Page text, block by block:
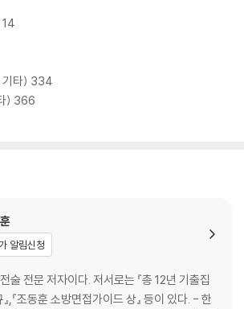
14
기타) 334
) 366
알림신청
술 전문 저자이다. 저서로는 『총 12년 기출집
조동훈 소방면접가이드 상』 등이 있다. - 한